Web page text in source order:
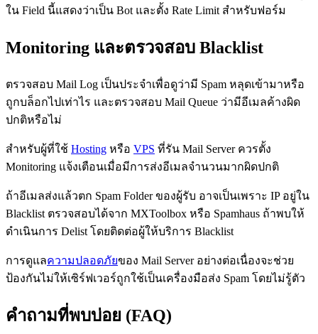
ใน Field นี้แสดงว่าเป็น Bot และตั้ง Rate Limit สำหรับฟอร์ม
Monitoring และตรวจสอบ Blacklist
ตรวจสอบ Mail Log เป็นประจำเพื่อดูว่ามี Spam หลุดเข้ามาหรือ
ถูกบล็อกไปเท่าไร และตรวจสอบ Mail Queue ว่ามีอีเมลค้างผิด
ปกติหรือไม่
สำหรับผู้ที่ใช้ Hosting หรือ VPS ที่รัน Mail Server ควรตั้ง
Monitoring แจ้งเตือนเมื่อมีการส่งอีเมลจำนวนมากผิดปกติ
ถ้าอีเมลส่งแล้วตก Spam Folder ของผู้รับ อาจเป็นเพราะ IP อยู่ใน
Blacklist ตรวจสอบได้จาก MXToolbox หรือ Spamhaus ถ้าพบให้
ดำเนินการ Delist โดยติดต่อผู้ให้บริการ Blacklist
การดูแลความปลอดภัยของ Mail Server อย่างต่อเนื่องจะช่วย
ป้องกันไม่ให้เซิร์ฟเวอร์ถูกใช้เป็นเครื่องมือส่ง Spam โดยไม่รู้ตัว
คำถามที่พบบ่อย (FAQ)